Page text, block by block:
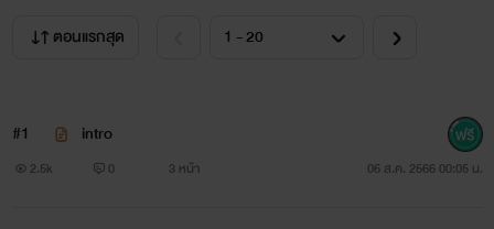
ตอนแรกสุด
#1 intro
2.5k 0 3 หน้า 06 ส.ค. 2566 00:05 น.